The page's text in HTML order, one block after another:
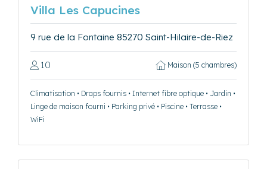
Villa Les Capucines
9 rue de la Fontaine 85270 Saint-Hilaire-de-Riez
10 Maison (5 chambres)
Climatisation • Draps fournis • Internet fibre optique • Jardin •
Linge de maison fourni • Parking privé • Piscine • Terrasse •
WiFi